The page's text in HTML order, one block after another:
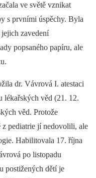
ve světě vznikat
s prvními úspěchy. Byla
zavedení
popsaného papíru, ale
dr. Vávrová I. atestaci
lékařských věd (21. 12.
věd. Protože
pediatrie jí nedovolili, ale
Habilitovala 17. října
po listopadu
postižených dětí je